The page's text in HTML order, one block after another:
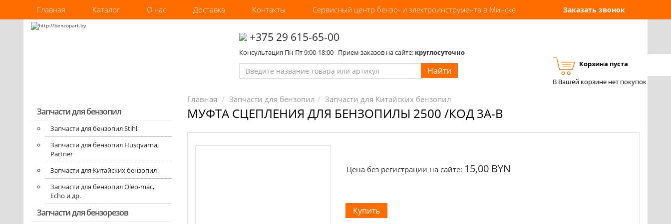
Заказать звонок
Главная Каталог О нас Доставка Контакты Сервисный центр бензо- и электроинструмента в Минске
‎+375 29 615-65-00
Консультация Пн-Пт 9:00-18:00 Прием заказов на сайте: круглосуточно
Корзина пуста
В Вашей корзине нет покупок
Найти Вход Регистрация
Запчасти для бензопил
Запчасти для бензопил Stihl
Запчасти для бензопил Husqvarna,
Partner
Запчасти для Китайских бензопил
Запчасти для бензопил Oleo-mac,
Echo и др.
Запчасти для бензорезов
Главная Запчасти для бензопил Запчасти для Китайских бензопил
МУФТА СЦЕПЛЕНИЯ ДЛЯ БЕНЗОПИЛЫ 2500 /КОД 3A-B
Цена без регистрации на сайте: 15,00 BYN